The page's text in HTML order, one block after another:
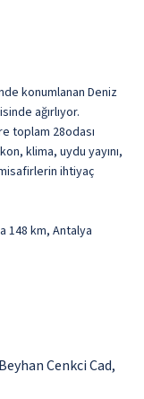
konumlanan Deniz
ağırlıyor.
toplam 28odası
klima, uydu yayını,
ihtiyaç
148 km, Antalya
Cenkci Cad,